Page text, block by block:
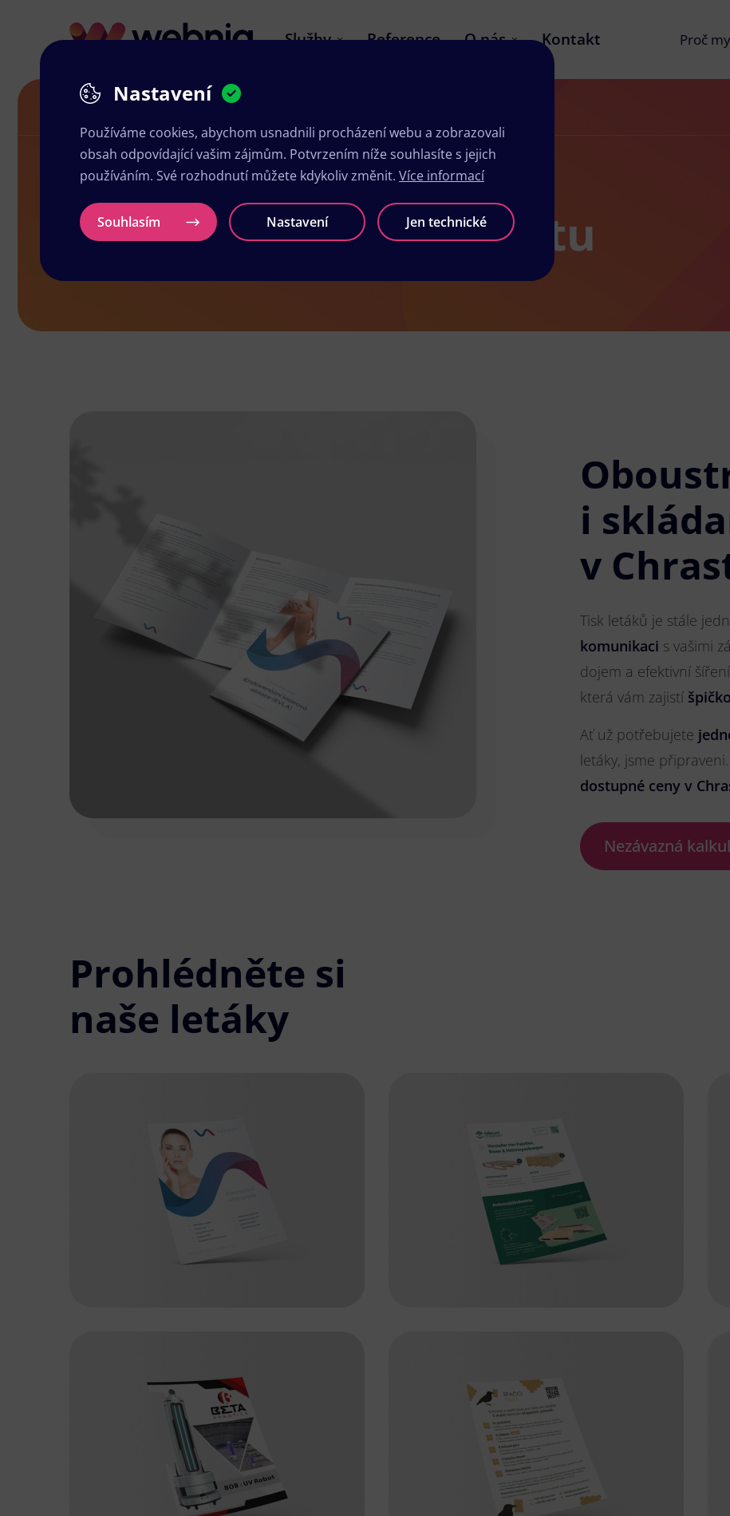
Služby Reference O nás Kontakt Proč
Návrh letáků v Chrastu
Návrh letáků v Chrastu
i
v
Tisk letáků je stále
komunikaci s vašimi
dojem a efektivní
která vám zajistí
Ať už potřebujete
letáky, jsme
dostupné ceny v
Nezávazná
Prohlédněte si
naše letáky
Nastavení
Používáme cookies, abychom usnadnili procházení webu a zobrazovali
obsah odpovídající vašim zájmům. Potvrzením níže souhlasíte s jejich
používáním. Své rozhodnutí můžete kdykoliv změnit. Více informací
Souhlasím Nastavení Jen technické